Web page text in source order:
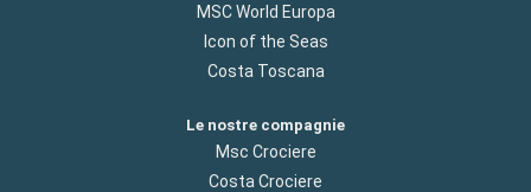
MSC World Europa
Icon of the Seas
Costa Toscana
Le nostre compagnie
Msc Crociere
Costa Crociere